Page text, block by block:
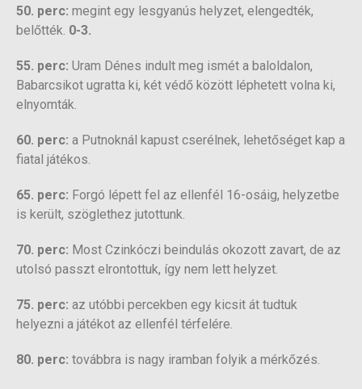
50. perc: megint egy lesgyanús helyzet, elengedték,
belőtték. 0-3.
55. perc: Uram Dénes indult meg ismét a baloldalon,
Babarcsikot ugratta ki, két védő között léphetett volna ki,
elnyomták.
60. perc: a Putnoknál kapust cserélnek, lehetőséget kap a
fiatal játékos.
65. perc: Forgó lépett fel az ellenfél 16-osáig, helyzetbe
is került, szöglethez jutottunk.
70. perc: Most Czinkóczi beindulás okozott zavart, de az
utolsó passzt elrontottuk, így nem lett helyzet.
75. perc: az utóbbi percekben egy kicsit át tudtuk
helyezni a játékot az ellenfél térfelére.
80. perc: továbbra is nagy iramban folyik a mérkőzés.